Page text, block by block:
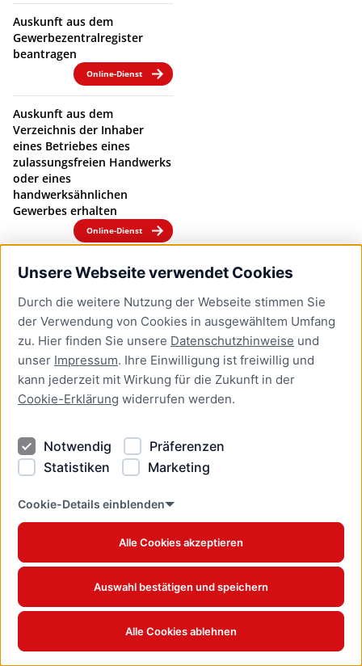
Unsere Webseite verwendet Cookies
Durch die weitere Nutzung der Webseite stimmen Sie
der Verwendung von Cookies in ausgewähltem Umfang
zu. Hier finden Sie unsere Datenschutzhinweise und
unser Impressum. Ihre Einwilligung ist freiwillig und
kann jederzeit mit Wirkung für die Zukunft in der
Cookie-Erklärung widerrufen werden.
Notwendig
Präferenzen
Statistiken
Marketing
Cookie-Details einblenden
Alle Cookies akzeptieren
Auswahl bestätigen und speichern
Alle Cookies ablehnen
Auskunft aus dem
Gewerbezentralregister
beantragen
Online-Dienst
Auskunft aus dem
Verzeichnis der Inhaber
eines Betriebes eines
zulassungsfreien Handwerks
oder eines
handwerksähnlichen
Gewerbes erhalten
Online-Dienst
Auskunft über gespeicherte
nach Datenschutz-
Grundverordnung (DSGVO)
bei Behörden anfordern
Online-Dienst
Auskunft über
Gewerbetreibende
Online-Dienst
Online-Dienst
Abbrennen privater
Kleinfeuerwerke außerhalb
des Jahreswechsels
beantragen
Online-Dienst